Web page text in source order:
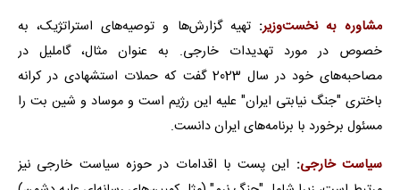
مشاوره به نخست‌وزیر: تهیه گزارش‌ها و توصیه‌های استراتژیک، به
خصوص در مورد تهدیدات خارجی. به عنوان مثال، گاملیل در
مصاحبه‌های خود در سال 2023 گفت که حملات استشهادی در کرانه
باختری "جنگ نیابتی ایران" علیه این رژیم است و موساد و شین بت را
مسئول برخورد با برنامه‌های ایران دانست.
سیاست خارجی: این پست با اقدامات در حوزه سیاست خارجی نیز